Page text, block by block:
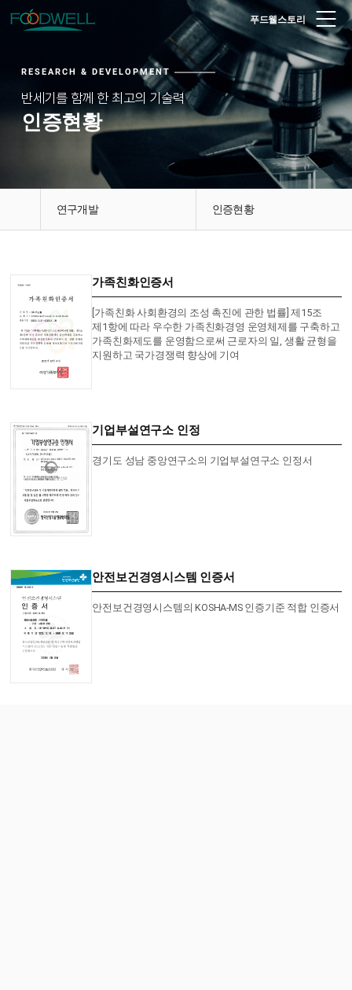
푸드웰스토리
RESEARCH & DEVELOPMENT
반세기를 함께 한 최고의 기술력
인증현황
연구개발 인증현황
가족친화인증서
[가족친화 사회환경의 조성 촉진에 관한 법률] 제15조
제1항에 따라 우수한 가족친화경영 운영체제를 구축하고
가족친화제도를 운영함으로써 근로자의 일, 생활 균형을
지원하고 국가경쟁력 향상에 기여
기업부설연구소 인정
경기도 성남 중앙연구소의 기업부설연구소 인정서
안전보건경영시스템 인증서
안전보건경영시스템의 KOSHA-MS 인증기준 적합 인증서